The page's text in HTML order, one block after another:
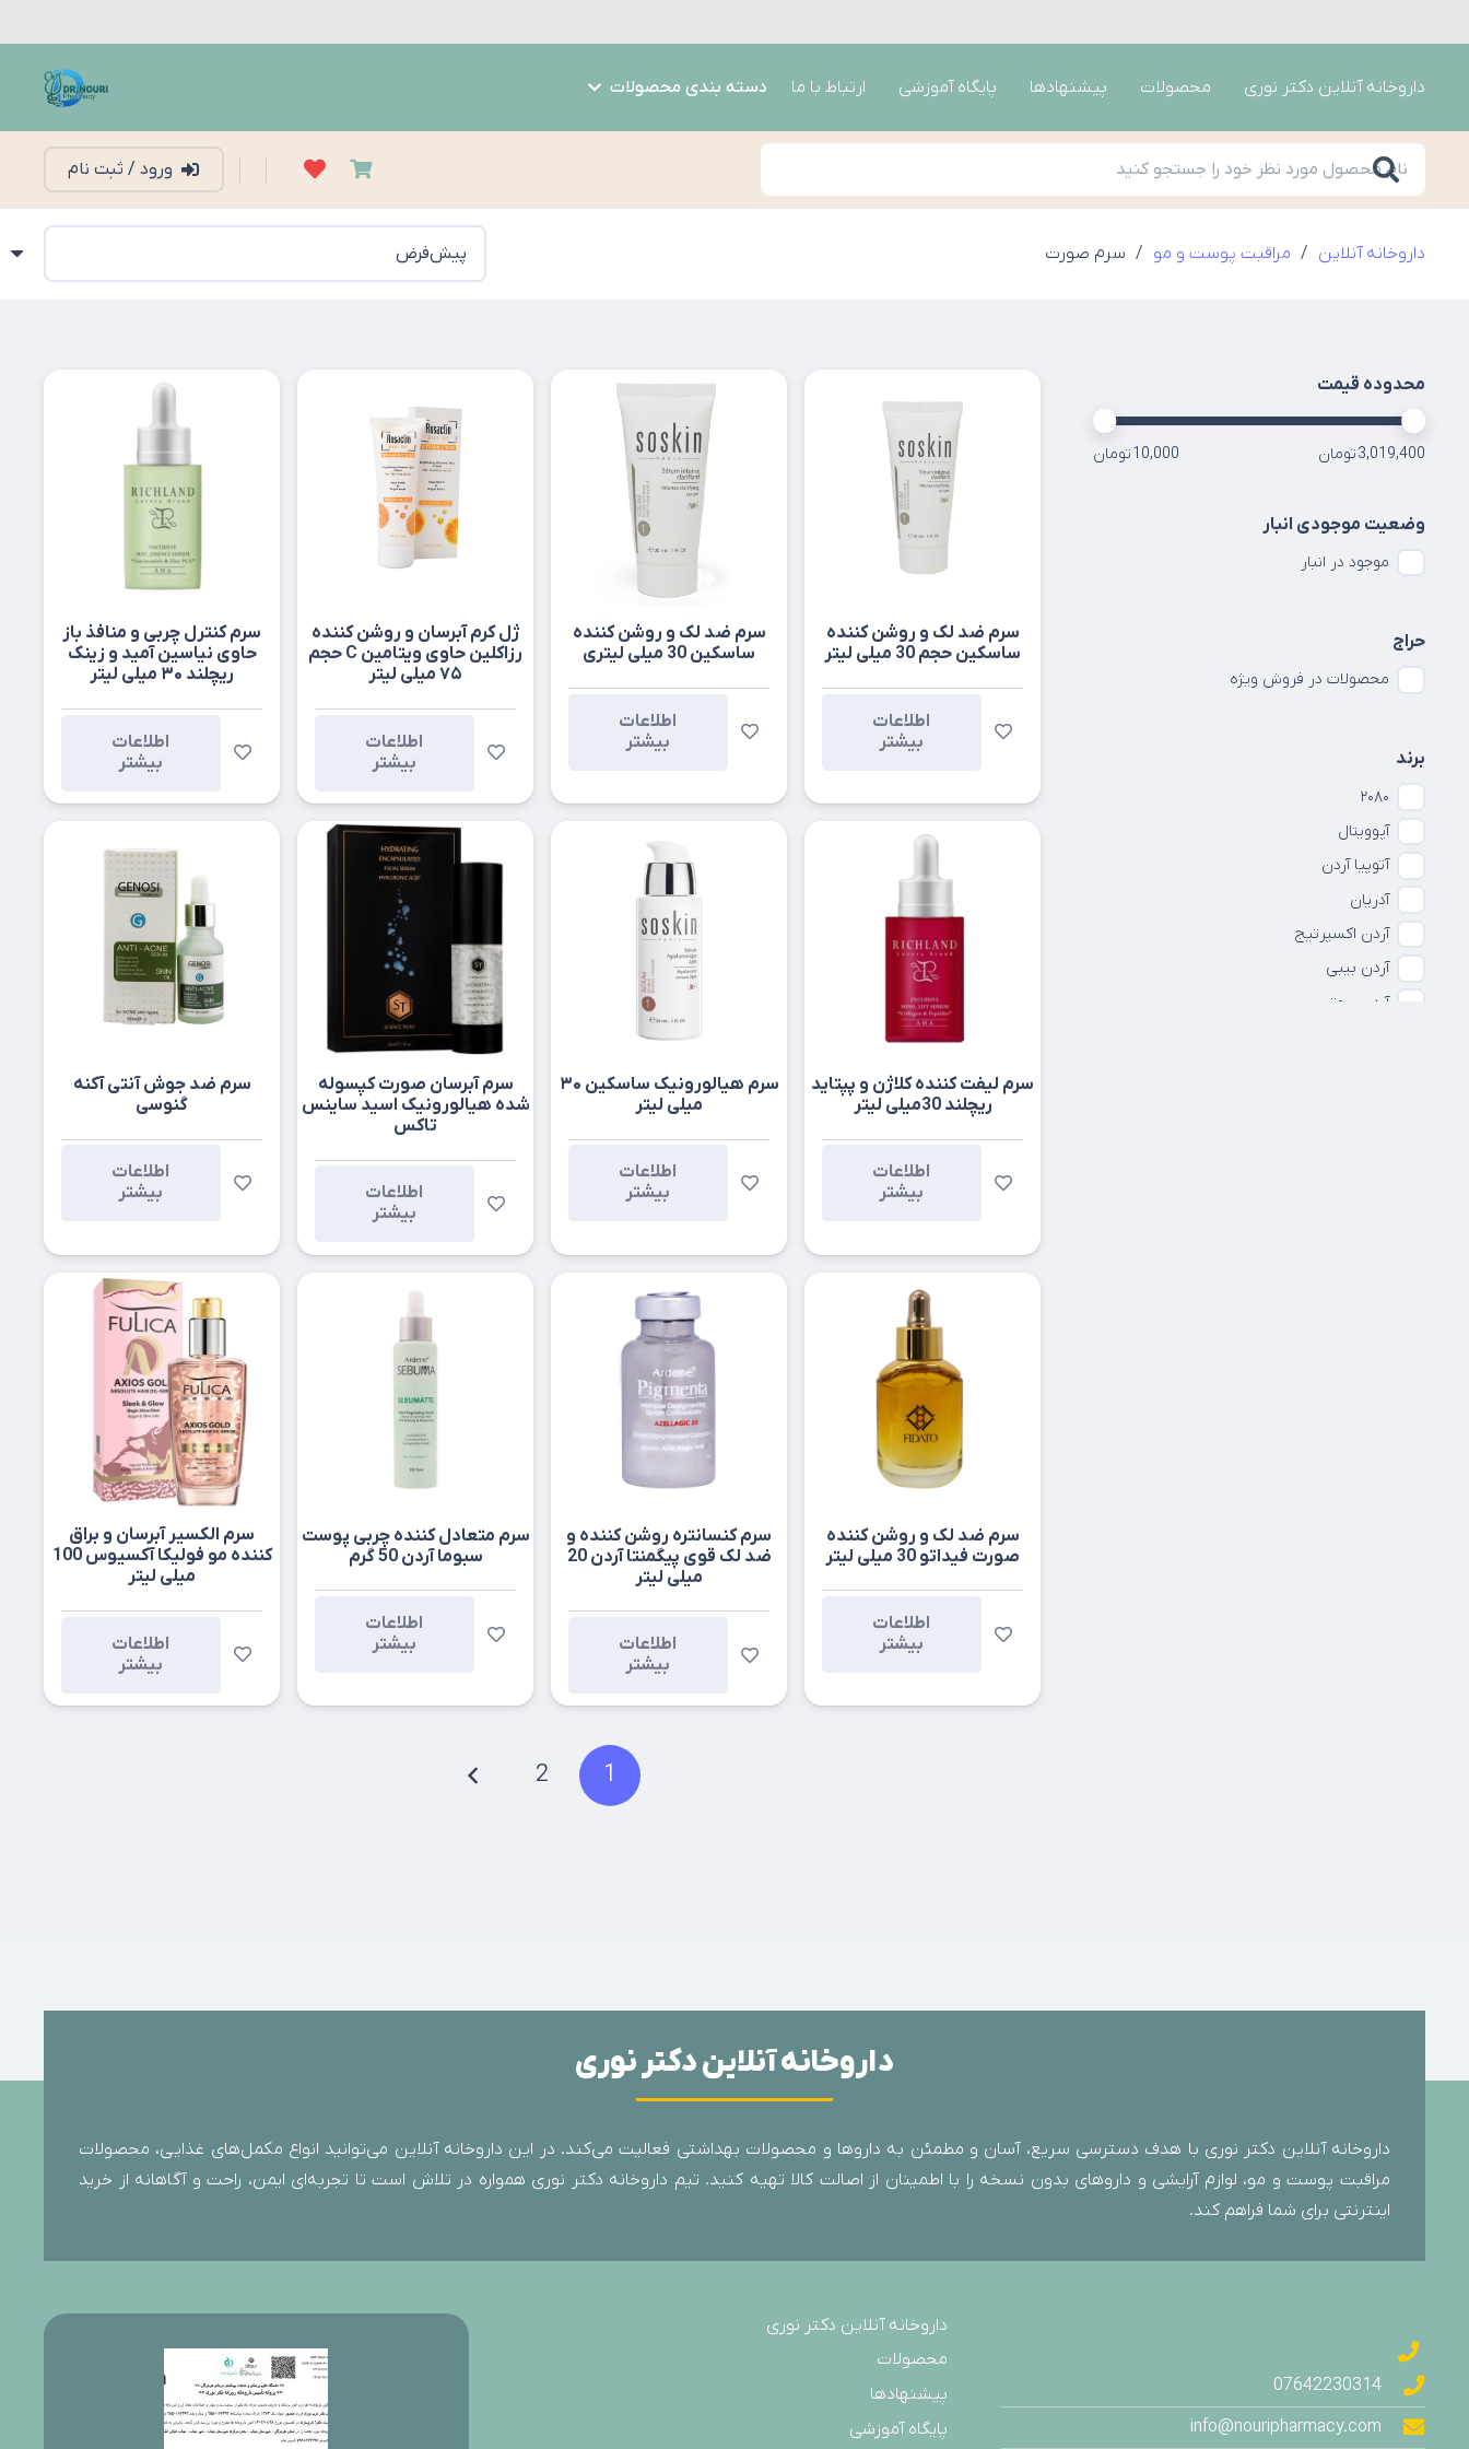
داروخانه آنلاین دکتر نوری محصولات پیشنهادها پایگاه آموزشی ارتباط با ما دسته بندی محصولات
ورود / ثبت نام
داروخانه آنلاین / مراقبت پوست و مو / سرم صورت
محدوده قیمت
10,000 تومان 3,019,400 تومان
وضعیت موجودی انبار
موجود در انبار
حراج
محصولات در فروش ویژه
برند
۲۰۸۰
آپوويتال
آتوپیا آردن
آدریان
آردن اکسپرتیج
آردن بیبی
آردن بیوتی
باریچ اسانس
بلو شنل
بلیستر
بهتا دارو
سرم ضد لک و روشن کننده
ساسکین حجم 30 میلی لیتر
اطلاعات
بیشتر
سرم ضد لک و روشن کننده
ساسکین 30 میلی لیتری
اطلاعات
بیشتر
ژل کرم آبرسان و روشن کننده
رزاکلین حاوی ویتامین C حجم
۷۵ میلی لیتر
اطلاعات
بیشتر
سرم کنترل چربی و منافذ باز
حاوی نیاسین آمید و زینک
ریچلند ۳۰ میلی لیتر
اطلاعات
بیشتر
سرم لیفت کننده کلاژن و پپتاید
ریچلند 30میلی لیتر
اطلاعات
بیشتر
سرم هیالورونیک ساسکین ۳۰
میلی لیتر
اطلاعات
بیشتر
سرم آبرسان صورت کپسوله
شده هیالورونیک اسید ساینس
تاکس
اطلاعات
بیشتر
سرم ضد جوش آنتی آکنه
گنوسی
اطلاعات
بیشتر
سرم ضد لک و روشن کننده
صورت فیداتو 30 میلی لیتر
اطلاعات
بیشتر
سرم کنسانتره روشن کننده و
ضد لک قوی پیگمنتا آردن 20
میلی لیتر
اطلاعات
بیشتر
سرم متعادل کننده چربی پوست
سبوما آردن 50 گرم
اطلاعات
بیشتر
سرم الکسیر آبرسان و براق
کننده مو فولیکا آکسیوس 100
میلی لیتر
اطلاعات
بیشتر
1
2
داروخانه آنلاین دکتر نوری
داروخانه آنلاین دکتر نوری با هدف دسترسی سریع، آسان و مطمئن به داروها و محصولات بهداشتی فعالیت می‌کند. در این داروخانه آنلاین می‌توانید انواع مکمل‌های غذایی، محصولات
مراقبت پوست و مو، لوازم آرایشی و داروهای بدون نسخه را با اطمینان از اصالت کالا تهیه کنید. تیم داروخانه دکتر نوری همواره در تلاش است تا تجربه‌ای ایمن، راحت و آگاهانه از خرید
اینترنتی برای شما فراهم کند.
07642230314
info@nouripharmacy.com
داروخانه آنلاین دکتر نوری
محصولات
پیشنهادها
پایگاه آموزشی